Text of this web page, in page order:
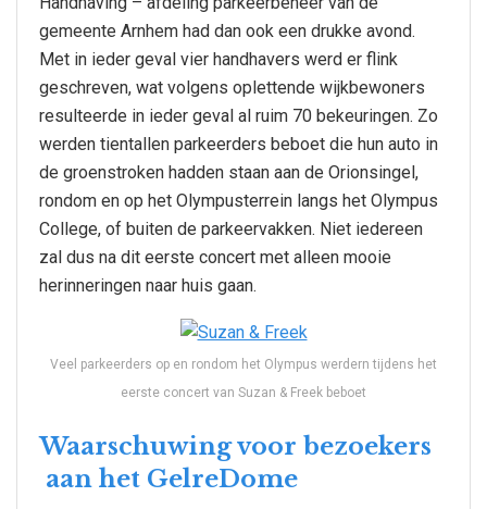
gemeente Arnhem had dan ook een drukke avond.
Met in ieder geval vier handhavers werd er flink
geschreven, wat volgens oplettende wijkbewoners
resulteerde in ieder geval al ruim 70 bekeuringen. Zo
werden tientallen parkeerders beboet die hun auto in
de groenstroken hadden staan aan de Orionsingel,
rondom en op het Olympusterrein langs het Olympus
College, of buiten de parkeervakken. Niet iedereen
zal dus na dit eerste concert met alleen mooie
herinneringen naar huis gaan.
Veel parkeerders op en rondom het Olympus werdern tijdens het
eerste concert van Suzan & Freek beboet
Waarschuwing voor bezoekers
aan het GelreDome